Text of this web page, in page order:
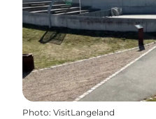
Photo: VisitLangeland